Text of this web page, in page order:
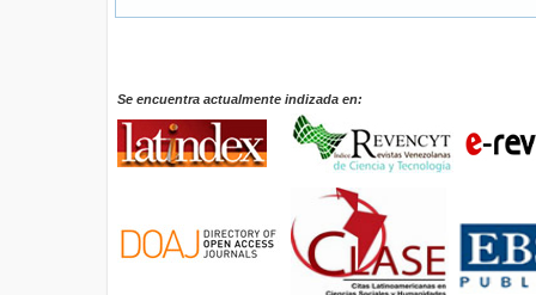
Se encuentra actualmente indizada en: